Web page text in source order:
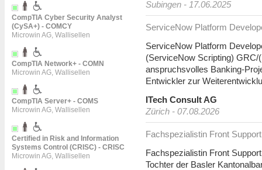
CompTIA Cyber Security Analyst
(CySA+) - COMCY
Microwin AG, Wallisellen
CompTIA Network+ - COMN
Microwin AG, Wallisellen
CompTIA Server+ - COMS
Microwin AG, Wallisellen
Certified in Risk and Information
Systems Control (CRISC) - CRISC
Microwin AG, Wallisellen
Subingen - 17.06.2025
ServiceNow Platform
ServiceNow Platform
(ServiceNow Scripting) GRC/
anspruchsvolles Banking-
Entwickler zur
ITech Consult AG
Zürich - 07.08.2026
Fachspezialistin Front Support
Fachspezialistin Front
Tochter der Basler